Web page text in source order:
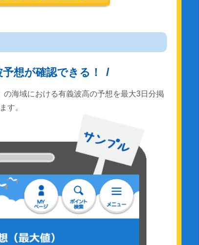
想が確認できる！
海域における有義波高の予想を最大3日分掲
す。